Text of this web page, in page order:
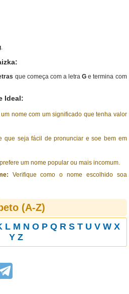
.
que começa com a letraG e termina com
Ideal:
um nome com um significado que tenha valor
que seja fácil de pronunciar e soe bem em
um nome popular ou mais incomum.
Verifique como o nome escolhido soa
(A-Z)
L M N O P Q R S T U V W X
Y Z